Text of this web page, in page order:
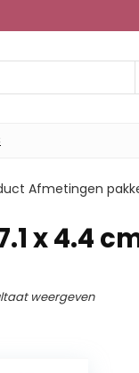
Afmetingen
x 4.4
weergeven